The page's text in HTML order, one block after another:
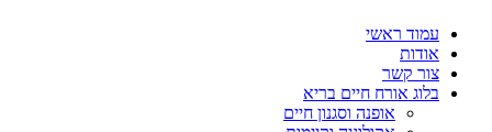
עמוד ראשי
אודות
צור קשר
בלוג אורח חיים בריא
אופנה וסגנון חיים